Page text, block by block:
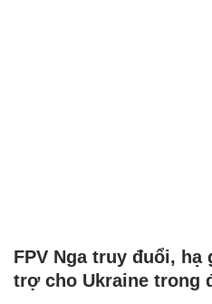
FPV Nga truy đuổi, hạ
trợ cho Ukraine trong